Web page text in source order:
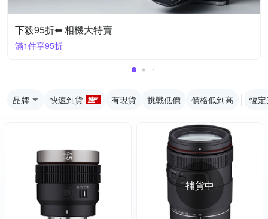
下殺95折⬅︎ 相機大特賣
滿1件享95折
品牌 快速到貨 有現貨 挑戰低價 價格低到高 恆
補貨中